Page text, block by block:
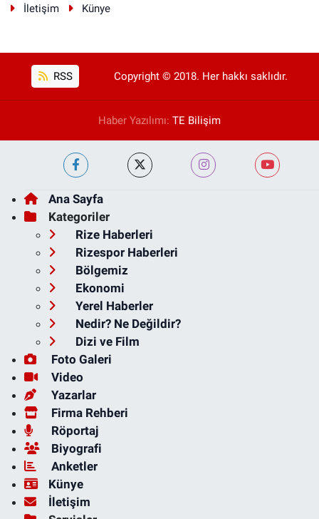
İletişim Künye
RSS Copyright © 2018. Her hakkı saklıdır.
Haber Yazılımı: TE Bilişim
Ana Sayfa
Kategoriler
Rize Haberleri
Rizespor Haberleri
Bölgemiz
Ekonomi
Yerel Haberler
Nedir? Ne Değildir?
Dizi ve Film
Foto Galeri
Video
Yazarlar
Firma Rehberi
Röportaj
Biyografi
Anketler
Künye
İletişim